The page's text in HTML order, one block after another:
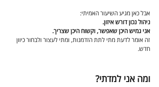
אבל כאן מגיע השיעור האמיתי:
ניהול נכון דורש איזון.
אני גמיש היכן שאפשר, וקשוח היכן שצריך.
זה אומר לדעת מתי לתת הזדמנות, ומתי לעצור ולבחור כיוון
חדש.
ומה אני למדתי?